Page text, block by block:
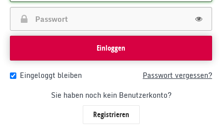
Einloggen
Eingeloggt bleiben
Passwort vergessen?
Sie haben noch kein Benutzerkonto?
Registrieren